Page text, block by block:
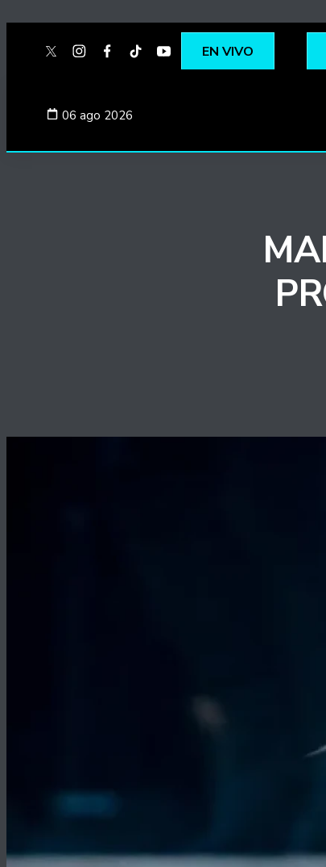
twitterinstagram
facebook
tiktokyoutubespotify
EN VIVO
06 ago 2026